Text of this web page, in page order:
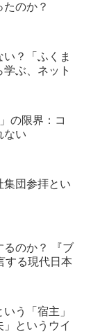
のか？
い？「ふくま
ぶ、ネット
の限界：コ
ない
集団参拝とい
るのか？ 『ブ
する現代日本
う「宿主」
というウイ